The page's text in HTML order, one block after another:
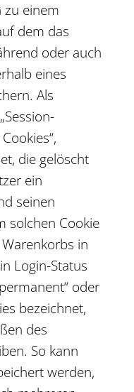
zu einem
dem das
oder auch
eines
Als
die gelöscht
ein
seinen
solchen Cookie
in
Login-Status
oder
bezeichnet,
des
So kann
werden,